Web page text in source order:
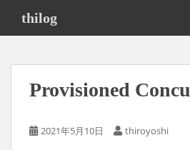
i
thilog
Provisioned
2021年5月10日 thiroyoshi